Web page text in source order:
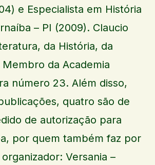
e Especialista em História
– PI (2009). Claucio
da História, da
da Academia
número 23. Além disso,
quatro são de
de autorização para
por quem também faz por
Versania –